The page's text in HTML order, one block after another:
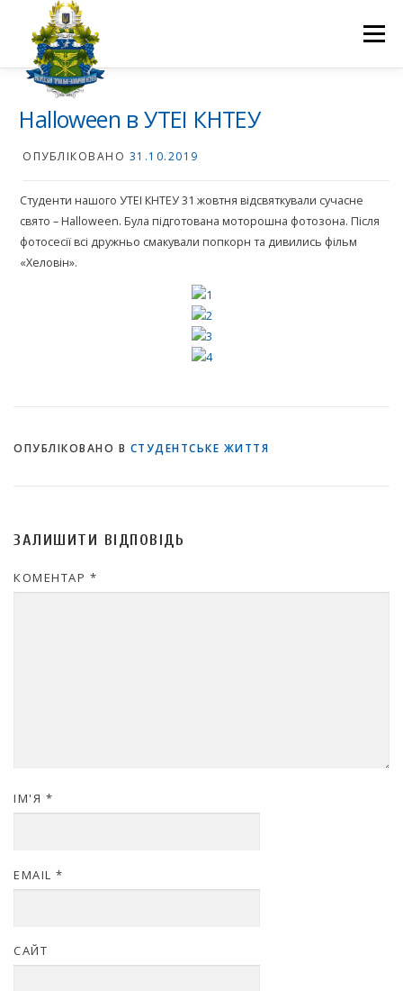
Меню
ПРО НАС
Halloween в УТЕІ КНТЕУ
ОПУБЛІКОВАНО 31.10.2019
Студенти нашого УТЕІ КНТЕУ 31 жовтня відсвяткували сучасне
свято – Halloween. Була підготована моторошна фотозона. Після
фотосесії всі дружньо смакували попкорн та дивились фільм
«Хеловін».
ОПУБЛІКОВАНО В СТУДЕНТСЬКЕ ЖИТТЯ
ЗАЛИШИТИ ВІДПОВІДЬ
КОМЕНТАР *
ІМ'Я *
EMAIL *
САЙТ